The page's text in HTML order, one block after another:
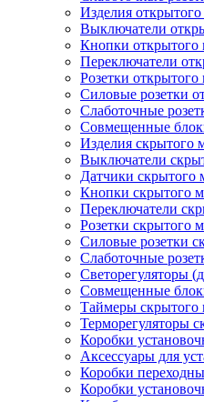
Изделия
Выключатели
Кнопки открытого
Переключатели
Розетки открытого
Силовые розетки
Слаботочные
Совмещенные
Изделия скрытого
Выключатели
Датчики скрытого
Кнопки скрытого
Переключатели
Розетки скрытого
Силовые розетки
Слаботочные
Светорегуляторы
Совмещенные
Таймеры скрытого
Терморегуляторы
Коробки
Аксессуары для
Коробки
Коробки